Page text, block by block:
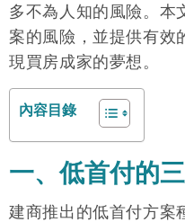
多不為人知的風險。本
案的風險，並提供有效
現買房成家的夢想。
內容目錄
一、低首付的
建商推出的低首付方案